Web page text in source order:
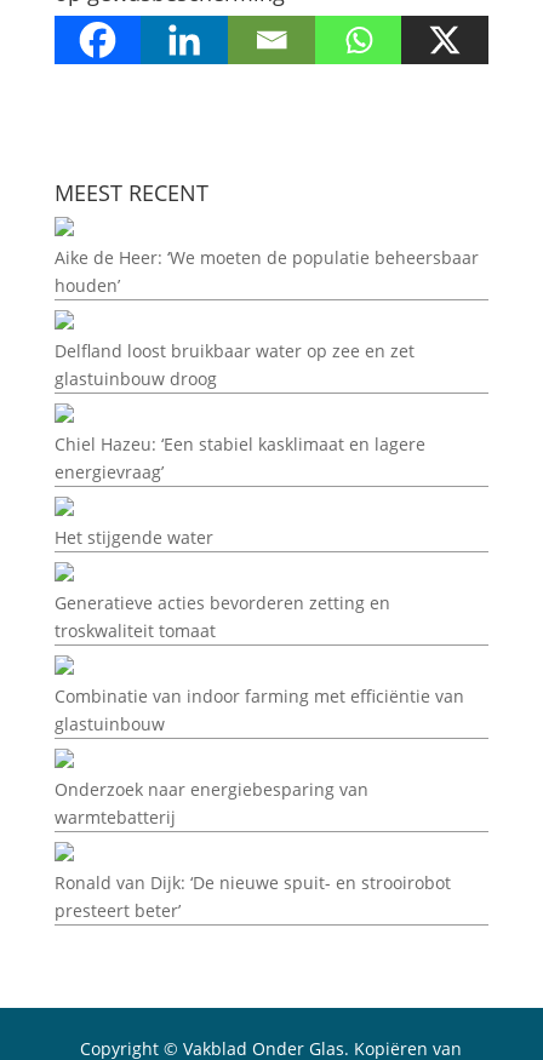
MEEST RECENT
Aike de Heer: ‘We moeten de populatie beheersbaar
houden’
Delfland loost bruikbaar water op zee en zet
glastuinbouw droog
Chiel Hazeu: ‘Een stabiel kasklimaat en lagere
energievraag’
Het stijgende water
Generatieve acties bevorderen zetting en
troskwaliteit tomaat
Combinatie van indoor farming met efficiëntie van
glastuinbouw
Onderzoek naar energiebesparing van
warmtebatterij
Ronald van Dijk: ‘De nieuwe spuit- en strooirobot
presteert beter’
Copyright © Vakblad Onder Glas. Kopiëren van